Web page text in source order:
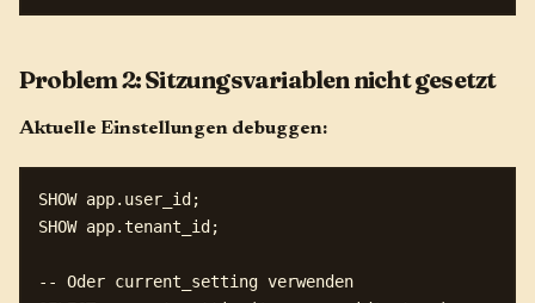
Problem 2: Sitzungsvariablen nicht gesetzt
Aktuelle Einstellungen debuggen:
SHOW app.user_id;
SHOW app.tenant_id;
-- Oder current_setting verwenden